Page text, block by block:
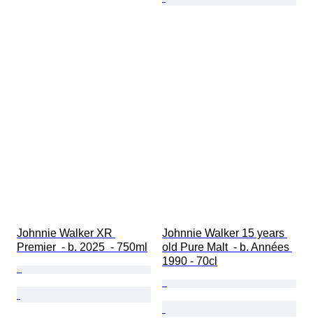
Johnnie Walker XR
Premier  - b. 2025  - 750ml
Johnnie Walker 15 years
old Pure Malt  - b. Années
1990 - 70cl